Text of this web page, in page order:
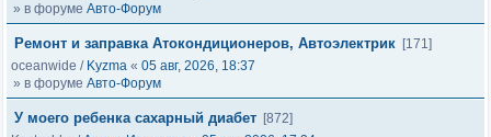
» в форуме Авто-Форум
Ремонт и заправка Атокондиционеров, Автоэлектрик [171]
oceanwide / Kyzma « 05 авг, 2026, 18:37
» в форуме Авто-Форум
У моего ребенка сахарный диабет [872]